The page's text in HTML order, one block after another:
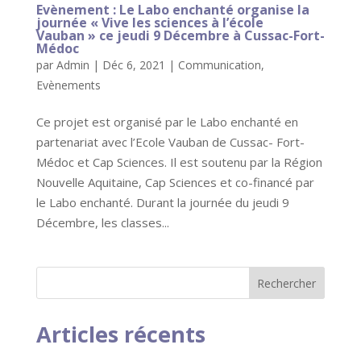
Evènement : Le Labo enchanté organise la
journée « Vive les sciences à l’école
Vauban » ce jeudi 9 Décembre à Cussac-Fort-
Médoc
par Admin | Déc 6, 2021 | Communication,
Evènements
Ce projet est organisé par le Labo enchanté en
partenariat avec l’Ecole Vauban de Cussac- Fort-
Médoc et Cap Sciences. Il est soutenu par la Région
Nouvelle Aquitaine, Cap Sciences et co-financé par
le Labo enchanté. Durant la journée du jeudi 9
Décembre, les classes...
Articles récents